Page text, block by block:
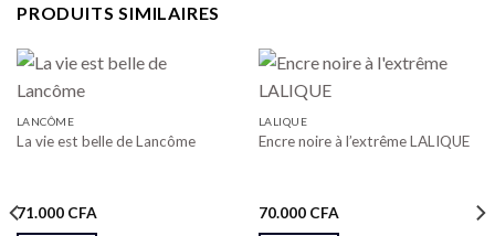
PRODUITS SIMILAIRES
LANCÔME
La vie est belle de Lancôme
71.000 CFA
LALIQUE
Encre noire à l’extrême LALIQUE
70.000 CFA